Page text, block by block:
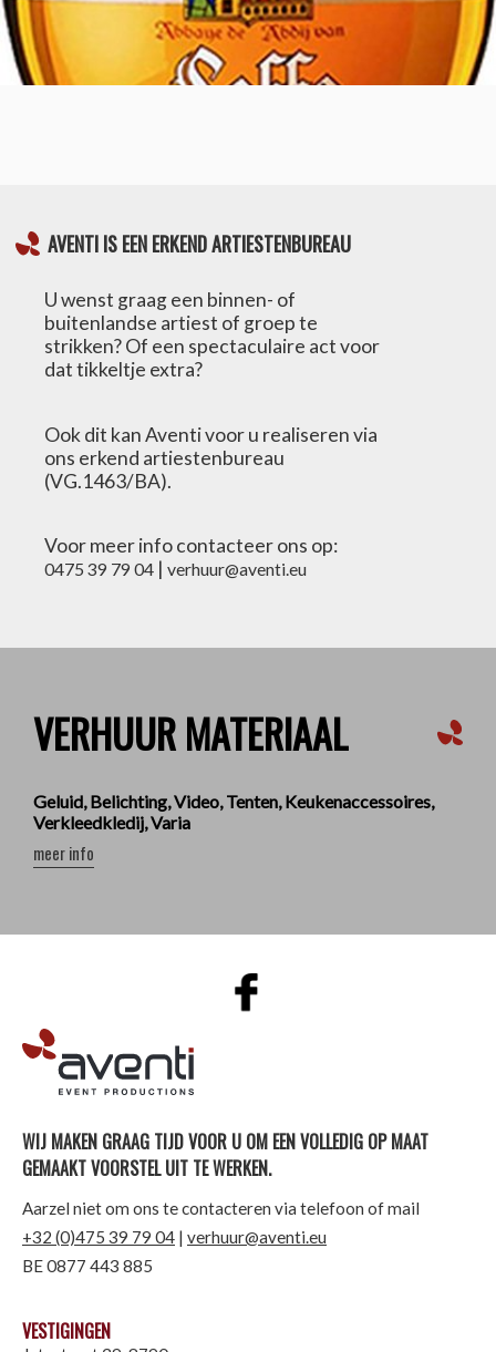
AVENTI IS EEN ERKEND ARTIESTENBUREAU
U wenst graag een binnen- of
buitenlandse artiest of groep te
strikken? Of een spectaculaire act voor
dat tikkeltje extra?
Ook dit kan Aventi voor u realiseren via
ons erkend artiestenbureau
(VG.1463/BA).
Voor meer info contacteer ons op:
0475 39 79 04 | verhuur@aventi.eu
VERHUUR MATERIAAL
Geluid, Belichting, Video, Tenten, Keukenaccessoires,
Verkleedkledij, Varia
meer info
AVENTI | EVENT PRODUCTIONS
WIJ MAKEN GRAAG TIJD VOOR U OM EEN VOLLEDIG OP MAAT
GEMAAKT VOORSTEL UIT TE WERKEN.
Aarzel niet om ons te contacteren via telefoon of mail
+32 (0)475 39 79 04 | verhuur@aventi.eu
BE 0877 443 885
VESTIGINGEN